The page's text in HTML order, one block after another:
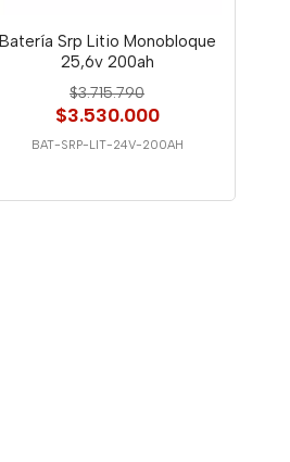
Batería Srp Litio Monobloque
25,6v 200ah
$3.715.790
$3.530.000
BAT-SRP-LIT-24V-200AH